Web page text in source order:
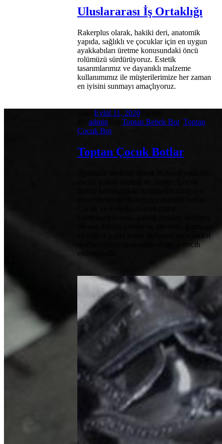
Uluslararası İş Ortaklığı
Rakerplus olarak, hakiki deri, anatomik
yapıda, sağlıklı ve çocuklar için en uygun
ayakkabıları üretme konusundaki öncü
rolümüzü sürdürüyoruz. Estetik
tasarımlarımız ve dayanıklı malzeme
kullanımımız ile müşterilerimize her zaman
en iyisini sunmayı amaçlıyoruz.
Eylül 11, 2020Posted
admin Toptan Bebek Bot, Toptan
Çocuk Bot
Toptan Çocuk Botlar
ve bağcıklı gibi kolay kullanım seçenekleri
ile ebeveynler tarafından oldukça tercih
edilmektedir.